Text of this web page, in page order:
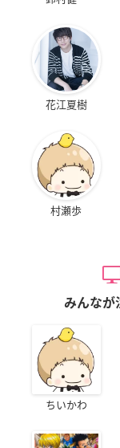
花江夏樹
村瀬歩
みんなが
ちいかわ